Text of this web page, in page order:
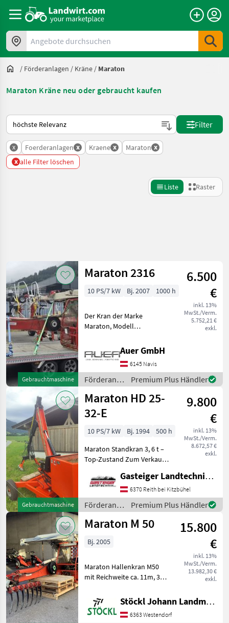
Angebote durchsuchen
/ Förderanlagen / Kräne / Maraton
Maraton Kräne neu oder gebraucht kaufen
So wird auf Landwirt.com sortiert
Filter
x Foerderanlagen x Kraene x Maraton x
x alle Filter löschen
Liste Raster
Kategorie 4 Land Filter
AKTUELLER
PFAD
Landtechnik
Foerderanlagen
Kraene
Maraton
KATEGORIE
WÄHLEN
Maraton
Stepa
Grasmugg
Krüger
Lasco
Stöckl
MARKTPLATZ
Marktplatz Händlerangebote
Zurücksetzen
Ergebnisse
anzeigen
Gebrauchtmaschine
Maraton 2316
6.500
€
inkl. 13%
MwSt./Verm.
5.752,21 €
exkl.
10 PS/7 kW Bj. 2007 1000 h
Der Kran der Marke
Maraton, Modell
Baujahr 2007, bietet eine
zuverlässige Leistung mit
einer Motorstärke von 10
PS. Mit insgesamt 1000
Betriebsstu
Auer GmbH
6145 Navis
Förderanlagen
/ Maraton
Premium Plus Händler
Gebrauchtmaschine
Maraton HD 25-
32-E
9.800
€
inkl. 13%
MwSt./Verm.
8.672,57 €
exkl.
10 PS/7 kW Bj. 1994
500 h
Maraton Standkran 3, 6 t –
Top-Zustand Zum Verkauf
Standkran mit einer
Tragkraft von 3, 6 Tonnen in
sehr gutem Zustand.
Ausstattung: Tragkra
Gasteiger Landtechnik GmbH
6370 Reith bei Kitzbühel
Förderanlagen
/ Maraton
Premium Plus Händler
Maraton M 50
15.800
€
inkl. 13%
MwSt./Verm.
13.982,30 €
exkl.
Bj. 2005
Maraton Hallenkran M50
mit Reichweite ca. 11m, 3
Joysticksteuerung mit
Fußpedale, Spur 2, 50m,
Schoppeinrichtung,
Stöckl Johann Landmaschinen GesmbH & Co KG
6363 Westendorf